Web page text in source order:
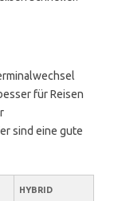
für Reisen
sind eine gute
HYBRID